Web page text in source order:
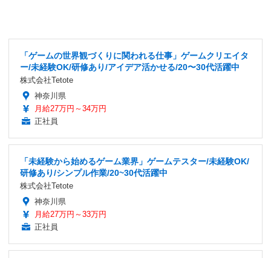
「ゲームの世界観づくりに関われる仕事」ゲームクリエイタ
ー/未経験OK/研修あり/アイデア活かせる/20〜30代活躍中
株式会社Tetote
神奈川県
月給27万円～34万円
正社員
「未経験から始めるゲーム業界」ゲームテスター/未経験OK/
研修あり/シンプル作業/20~30代活躍中
株式会社Tetote
神奈川県
月給27万円～33万円
正社員